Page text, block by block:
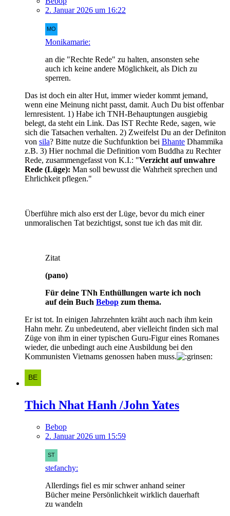
2. Januar 2026 um 16:22
Monikamarie:
an die "Rechte Rede" zu halten, ansonsten sehe
auch ich keine andere Möglichkeit, als Dich zu
sperren.
Das ist doch ein alter Hut, immer wieder kommt jemand,
wenn eine Meinung nicht passt, damit. Auch Du bist offenbar
lernresistent. 1) Habe ich TNH-Behauptungen ausgiebig
belegt, da steht ein Link. Das IST Rechte Rede, sagen, wie
sich die Tatsachen verhalten. 2) Zweifelst Du an der Definiton
von sila? Bitte nutze die Suchfunktion bei Bhante Dhammika
z.B. 3) Hier nochmal die Definition vom Buddha zu Rechter
Rede, zusammengefasst von K.I.: "Verzicht auf unwahre
Rede (Lüge): Man soll bewusst die Wahrheit sprechen und
Ehrlichkeit pflegen."
Überführe mich also erst der Lüge, bevor du mich einer
unmoralischen Tat bezichtigst, sonst tue ich das mit dir.
Zitat
(pano)
Für deine TNh Enthüllungen warte ich noch
auf dein Buch Bebop zum thema.
Er ist tot. In einigen Jahrzehnten kräht auch nach ihm kein
Hahn mehr. Zu unbedeutend, aber vielleicht finden sich mal
Züge von ihm in einer typischen Guru-Figur eines Romanes
wieder, die unbedingt auch eine Ausbildung bei den
Kommunisten Vietnams genossen haben muss.
Thich Nhat Hanh /John Yates
Bebop
2. Januar 2026 um 15:59
stefanchy:
Allerdings fiel es mir schwer anhand seiner
Bücher meine Persönlichkeit wirklich dauerhaft
zu wandeln